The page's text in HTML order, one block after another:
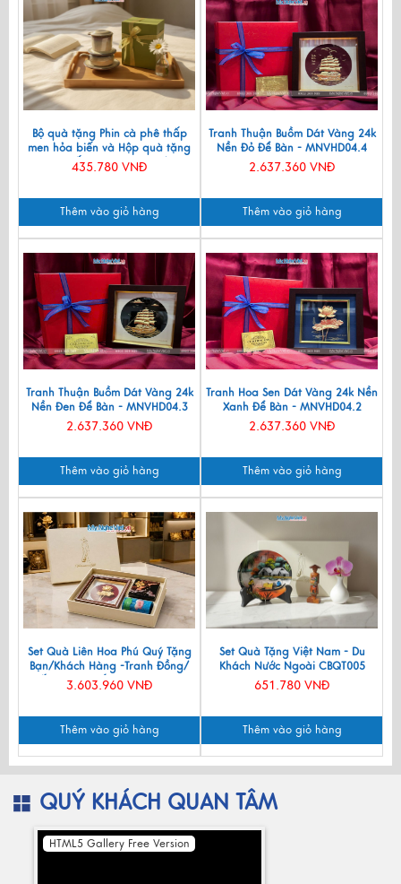
Bộ quà tặng Phin cà phê thấp
men hỏa biến và Hộp quà tặng
cao cấp MNV-CFVH03/2
435.780 VNĐ
Thêm vào giỏ hàng
Tranh Thuận Buồm Dát Vàng 24k
Nền Đỏ Để Bàn - MNVHD04.4
2.637.360 VNĐ
Thêm vào giỏ hàng
Tranh Thuận Buồm Dát Vàng 24k
Nền Đen Để Bàn - MNVHD04.3
2.637.360 VNĐ
Thêm vào giỏ hàng
Tranh Hoa Sen Dát Vàng 24k Nền
Xanh Để Bàn - MNVHD04.2
2.637.360 VNĐ
Thêm vào giỏ hàng
Set Quà Liên Hoa Phú Quý Tặng
Bạn/Khách Hàng -Tranh Đồng/
Đế Lót Ly & Cắm Bút CBQT006
3.603.960 VNĐ
Thêm vào giỏ hàng
Set Quà Tặng Việt Nam - Du
Khách Nước Ngoài CBQT005
651.780 VNĐ
Thêm vào giỏ hàng
QUÝ KHÁCH QUAN TÂM
HTML5 Gallery Free Version